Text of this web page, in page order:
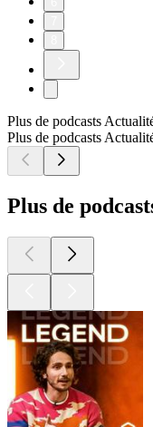
Plus de podcasts
Plus de podcasts
Plus de